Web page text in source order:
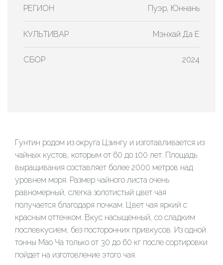
РЕГИОН Пуэр, Юннань
КУЛЬТИВАР Мэнхай Да Е
СБОР 2024
Гунтин родом из округа Цзингу и изготавливается из
чайных кустов, которым от 60 до 100 лет. Площадь
выращивания составляет более 2000 метров над
уровнем моря. Размер чайного листа очень
равномерный, слегка золотистый цвет чая
получается благодаря почкам. Цвет чая яркий с
красным оттенком. Вкус насыщенный, со сладким
послевкусием, без посторонних привкусов. Из одной
тонны Мао Ча только от 30 до 60 кг после сортировки
пойдет на изготовление этого чая.